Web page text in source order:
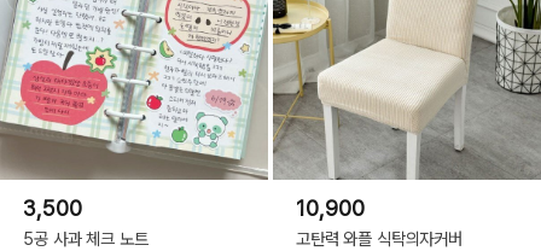
3,500
5공 사과 체크 노트
10,900
고탄력 와플 식탁의자커버